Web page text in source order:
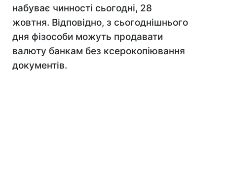
набуває чинності сьогодні, 28
жовтня. Відповідно, з сьогоднішнього
дня фізособи можуть продавати
валюту банкам без ксерокопіювання
документів.